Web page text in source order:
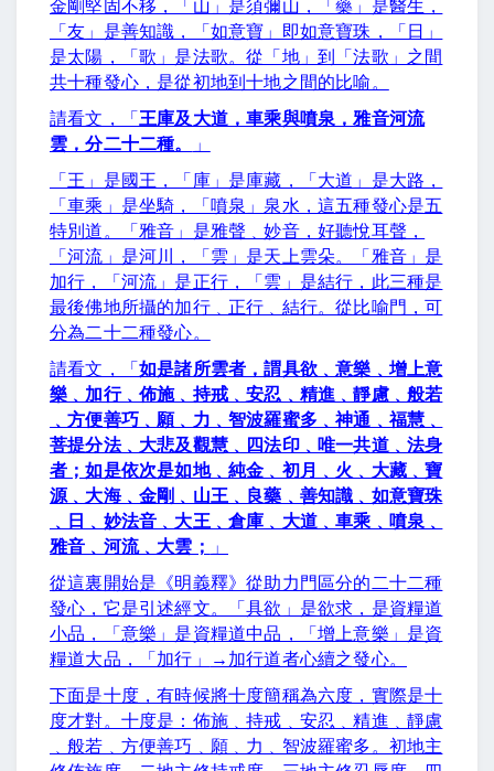
金剛堅固不移，「山」是須彌山，「藥」是醫生，
「友」是善知識，「如意寶」即如意寶珠，「日」
是太陽，「歌」是法歌。從「地」到「法歌」之間
共十種發心，是從初地到十地之間的比喻。
請看文，「 王庫及大道，車乘與噴泉，雅音河流
雲，分二十二種。
」
「王」是國王，「庫」是庫藏，「大道」是大路，
「車乘」是坐騎，「噴泉」泉水，這五種發心是五
特別道。「雅音」是雅聲﹑妙音，好聽悅耳聲，
「河流」是河川，「雲」是天上雲朵。「雅音」是
加行，「河流」是正行，「雲」是結行，此三種是
最後佛地所攝的加行﹑正行﹑結行。從比喻門，可
分為二十二種發心。
請看文，「 如是諸所雲者，謂具欲﹑意樂﹑增上意
樂﹑加行﹑佈施﹑持戒﹑安忍﹑精進﹑靜慮﹑般若
﹑方便善巧﹑願﹑力﹑智波羅蜜多﹑神通﹑福慧﹑
菩提分法﹑大悲及觀慧﹑四法印﹑唯一共道﹑法身
者；如是依次是如地﹑純金﹑初月﹑火﹑大藏﹑寶
源﹑大海﹑金剛﹑山王﹑良藥﹑善知識﹑如意寶珠
﹑日﹑妙法音﹑大王﹑倉庫﹑大道﹑車乘﹑噴泉﹑
雅音﹑河流﹑大雲；
」
從這裏開始是《明義釋》從助力門區分的二十二種
發心，它是引述經文。「具欲」是欲求，是資糧道
小品，「意樂」是資糧道中品，「增上意樂」是資
糧道大品，「加行」
→ 加行道者心續之發心。
下面是十度，有時候將十度簡稱為六度，實際是十
度才對。十度是：佈施﹑持戒﹑安忍﹑精進﹑靜慮
﹑般若﹑方便善巧﹑願﹑力﹑智波羅蜜多。初地主